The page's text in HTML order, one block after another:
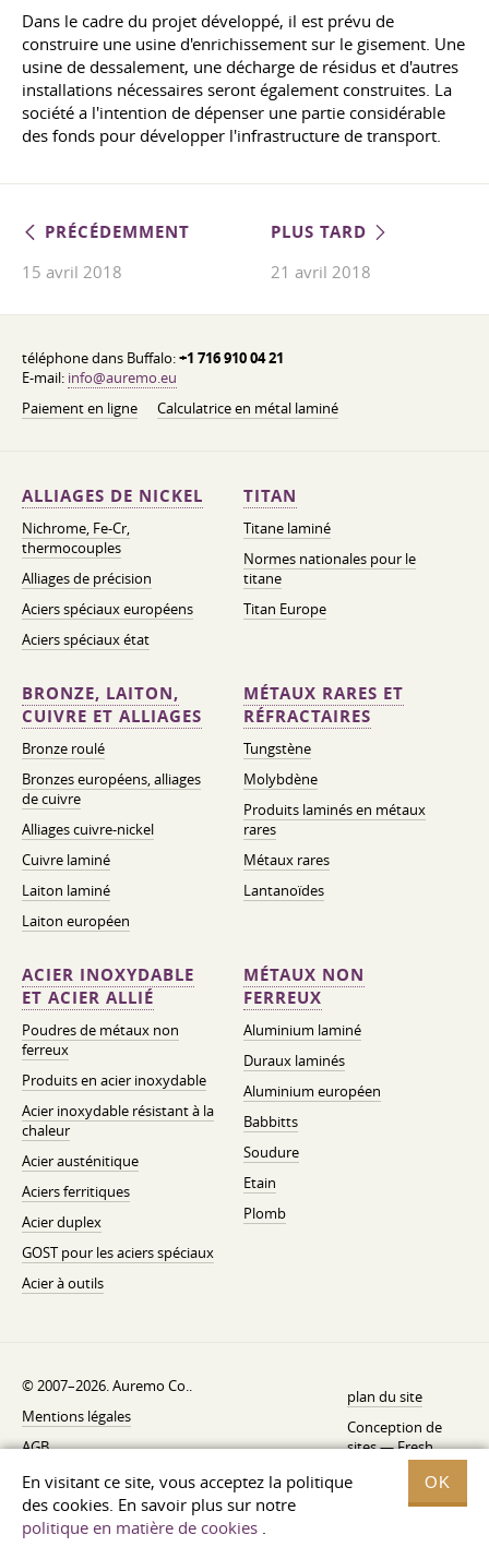
En visitant ce site, vous acceptez la politique
des cookies. En savoir plus sur notre
politique en matière de cookies .
OK
Dans le cadre du projet développé, il est prévu de
construire une usine d'enrichissement sur le gisement. Une
usine de dessalement, une décharge de résidus et d'autres
installations nécessaires seront également construites. La
société a l'intention de dépenser une partie considérable
des fonds pour développer l'infrastructure de transport.
PRÉCÉDEMMENT
15 avril 2018
PLUS TARD
21 avril 2018
téléphone dans Buffalo:+1 716 910 04 21
E-mail: info@auremo.eu
Paiement en ligne
Calculatrice en métal laminé
ALLIAGES DE NICKEL
Nichrome, Fe-Cr,
thermocouples
Alliages de précision
Aciers spéciaux européens
Aciers spéciaux état
TITAN
Titane laminé
Normes nationales pour le
titane
Titan Europe
BRONZE, LAITON,
CUIVRE ET ALLIAGES
Bronze roulé
Bronzes européens, alliages
de cuivre
Alliages cuivre-nickel
Cuivre laminé
Laiton laminé
Laiton européen
MÉTAUX RARES ET
RÉFRACTAIRES
Tungstène
Molybdène
Produits laminés en métaux
rares
Métaux rares
Lantanoïdes
ACIER INOXYDABLE
ET ACIER ALLIÉ
Poudres de métaux non
ferreux
Produits en acier inoxydable
Acier inoxydable résistant à la
chaleur
Acier austénitique
Aciers ferritiques
Acier duplex
GOST pour les aciers spéciaux
Acier à outils
MÉTAUX NON
FERREUX
Aluminium laminé
Duraux laminés
Aluminium européen
Babbitts
Soudure
Etain
Plomb
© 2007–2026. Auremo Co..
Mentions légales
AGB
Politique de rétractation
Politique de confidentialité
plan du site
Conception de
sites —Fresh